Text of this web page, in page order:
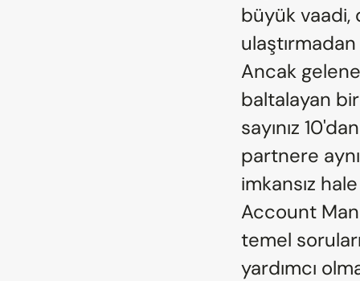
büyük vaadi,
Ancak
baltalayan
sayınız
partnere
imkansız
Account
temel
yardımcı